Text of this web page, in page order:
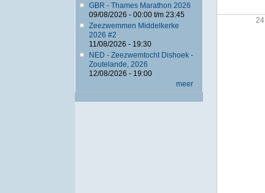
GBR - Thames Marathon 2026
09/08/2026 - 00:00t/m 23:45
Zeezwemmen Middelkerke
2026 #2
11/08/2026 - 19:30
NED - Zeezwemtocht Dishoek -
Zoutelande, 2026
12/08/2026 - 19:00
meer
24